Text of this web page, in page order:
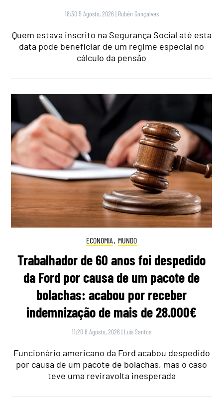
18:30 5 Agosto, 2026 | Rubén Gonçalves
Quem estava inscrito na Segurança Social até esta
data pode beneficiar de um regime especial no
cálculo da pensão
ECONOMIA , MUNDO
Trabalhador de 60 anos foi despedido
da Ford por causa de um pacote de
bolachas: acabou por receber
indemnização de mais de 28.000€
11:20 8 Agosto, 2026 | Luís Santos
Funcionário americano da Ford acabou despedido
por causa de um pacote de bolachas, mas o caso
teve uma reviravolta inesperada